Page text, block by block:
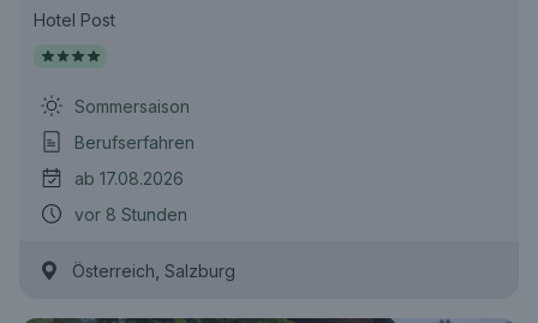
Hotel Post
Sommersaison
Berufserfahren
ab 17.08.2026
vor 8 Stunden
Österreich, Salzburg